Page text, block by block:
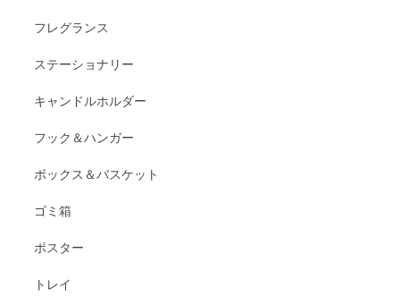
フレグランス
ステーショナリー
キャンドルホルダー
フック＆ハンガー
ボックス＆バスケット
ゴミ箱
ポスター
トレイ